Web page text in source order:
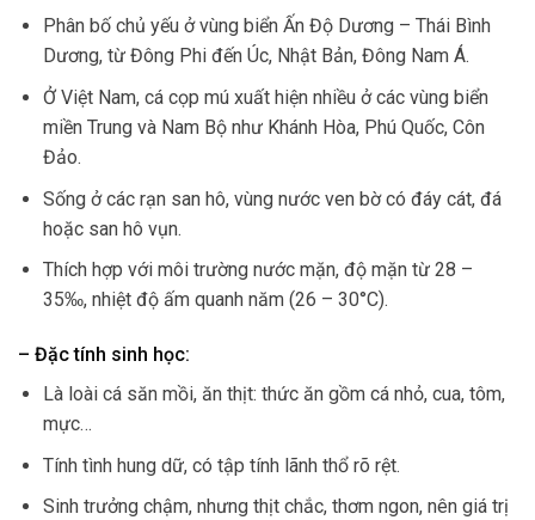
Phân bố chủ yếu ở vùng biển Ấn Độ Dương – Thái Bình
Dương, từ Đông Phi đến Úc, Nhật Bản, Đông Nam Á.
Ở Việt Nam, cá cọp mú xuất hiện nhiều ở các vùng biển
miền Trung và Nam Bộ như Khánh Hòa, Phú Quốc, Côn
Đảo.
Sống ở các rạn san hô, vùng nước ven bờ có đáy cát, đá
hoặc san hô vụn.
Thích hợp với môi trường nước mặn, độ mặn từ 28 –
35‰, nhiệt độ ấm quanh năm (26 – 30°C).
– Đặc tính sinh học:
Là loài cá săn mồi, ăn thịt: thức ăn gồm cá nhỏ, cua, tôm,
mực…
Tính tình hung dữ, có tập tính lãnh thổ rõ rệt.
Sinh trưởng chậm, nhưng thịt chắc, thơm ngon, nên giá trị